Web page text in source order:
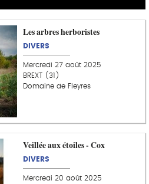
Les arbres herboristes
DIVERS
Mercredi 27 août 2025
BREXT (31)
Domaine de Fleyres
Veillée aux étoiles - Cox
DIVERS
Mercredi 20 août 2025